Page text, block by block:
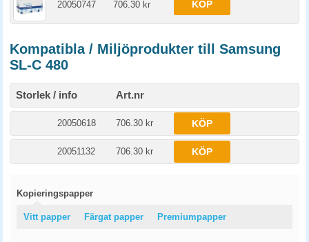
20050747 706.30 kr KÖP
Kompatibla / Miljöprodukter till Samsung
SL-C 480
Storlek / info Art.nr
20050618 706.30 kr KÖP
20051132 706.30 kr KÖP
Kopieringspapper
Vitt papper Färgat papper Premiumpapper